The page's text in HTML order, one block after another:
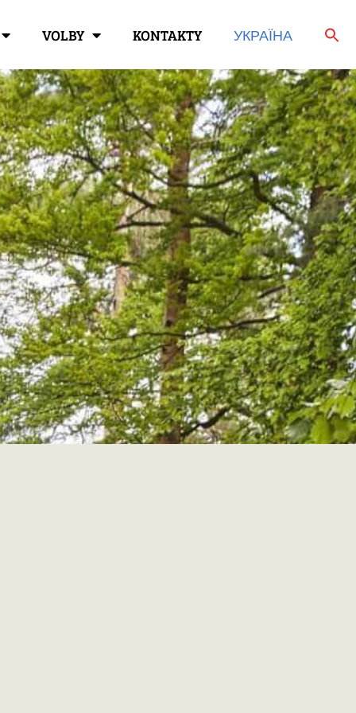
VOLBY KONTAKTY УКРАЇНА